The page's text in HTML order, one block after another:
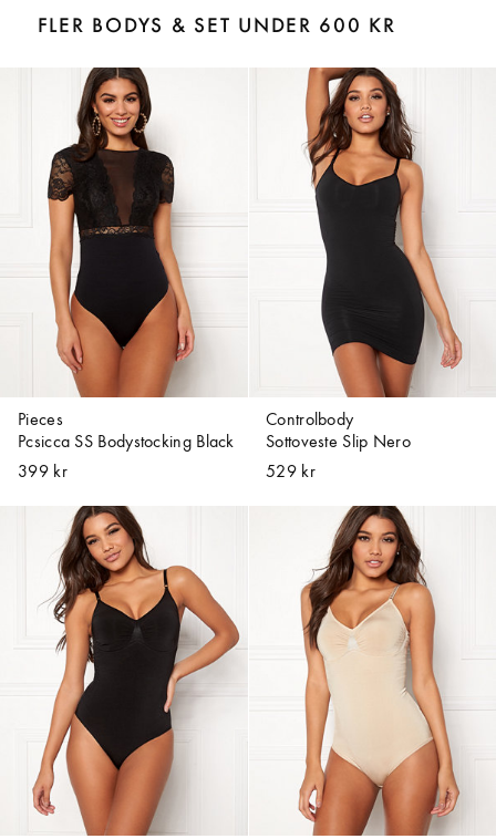
FLER BODYS & SET UNDER 600 KR
Pieces
Pcsicca SS Bodystocking Black
399 kr
Controlbody
Sottoveste Slip Nero
529 kr